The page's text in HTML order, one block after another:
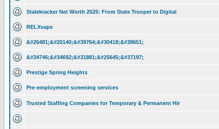
Stalekracker Net Worth 2025: From State Trooper to Digital
RELXvape
&#26481;&#20140;&#39764;&#30418;&#38651;
&#34746;&#34692;&#31881;&#25645;&#37197;
Prestige Spring Heights
Pre-employment screening services
Trusted Staffing Companies for Temporary & Permanent Hir